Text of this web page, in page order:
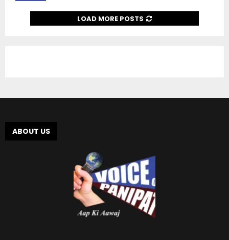
LOAD MORE POSTS
ABOUT US